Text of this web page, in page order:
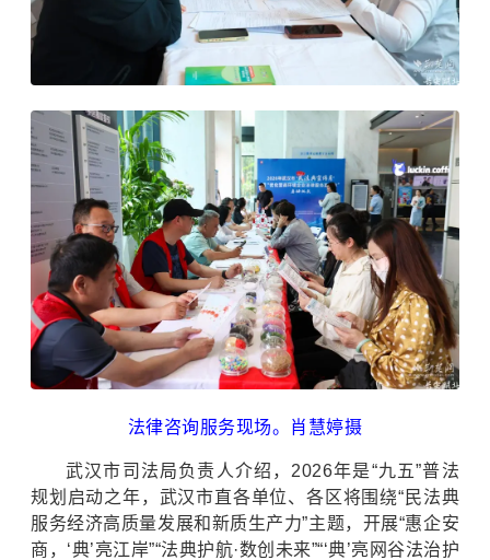
法律咨询服务现场。肖慧婷摄
武汉市司法局负责人介绍，2026年是“九五”普法
规划启动之年，武汉市直各单位、各区将围绕“民法典
服务经济高质量发展和新质生产力”主题，开展“惠企安
商，‘典’亮江岸”“法典护航·数创未来”“‘典’亮网谷法治护